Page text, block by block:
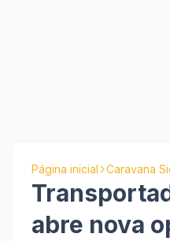
Página inicial Caravana
abre nova